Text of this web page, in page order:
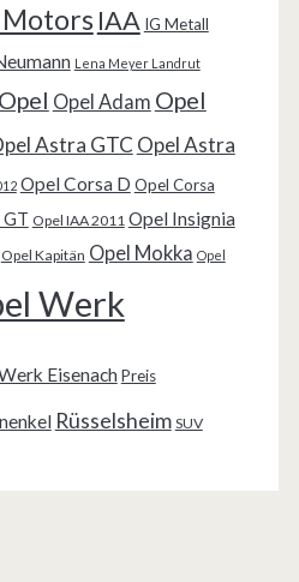
IAA IG Metall
Lena Meyer Landrut
Opel Opel Adam Opel
Astra GTC Opel Astra
Opel Corsa D Opel Corsa
GT Opel IAA 2011 Opel Insignia
Opel Kapitän Opel Mokka Opel
Werk
Eisenach Preis
Rüsselsheim SUV